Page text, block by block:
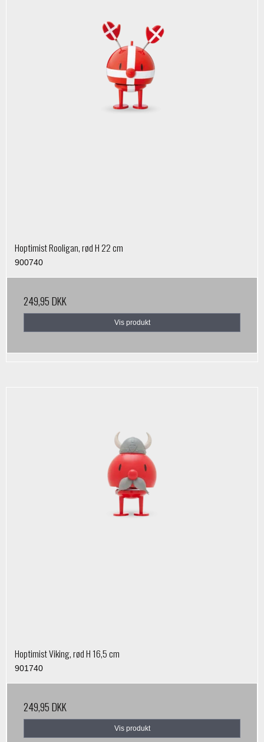
Hoptimist Rooligan, rød H 22 cm
900740
249,95 DKK
Vis produkt
Hoptimist Viking, rød H 16,5 cm
901740
249,95 DKK
Vis produkt